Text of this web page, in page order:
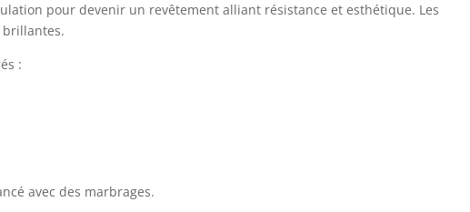
pour devenir un revêtement alliant résistance et esthétique. Les
brillantes.
:
avec des marbrages.